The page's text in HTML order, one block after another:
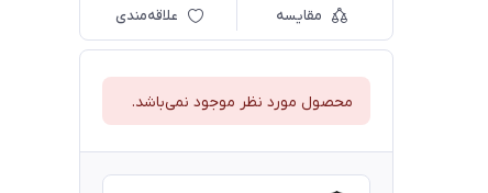
مقایسه علاقه‌مندی
محصول مورد نظر موجود نمی‌باشد.